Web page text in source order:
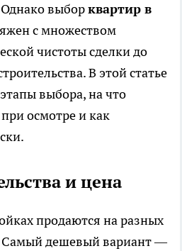
выборквартир в
с множеством
чистоты сделки до
В этой статье
выбора, на что
осмотре и как
и цена
продаются на разных
Самый дешевый вариант —